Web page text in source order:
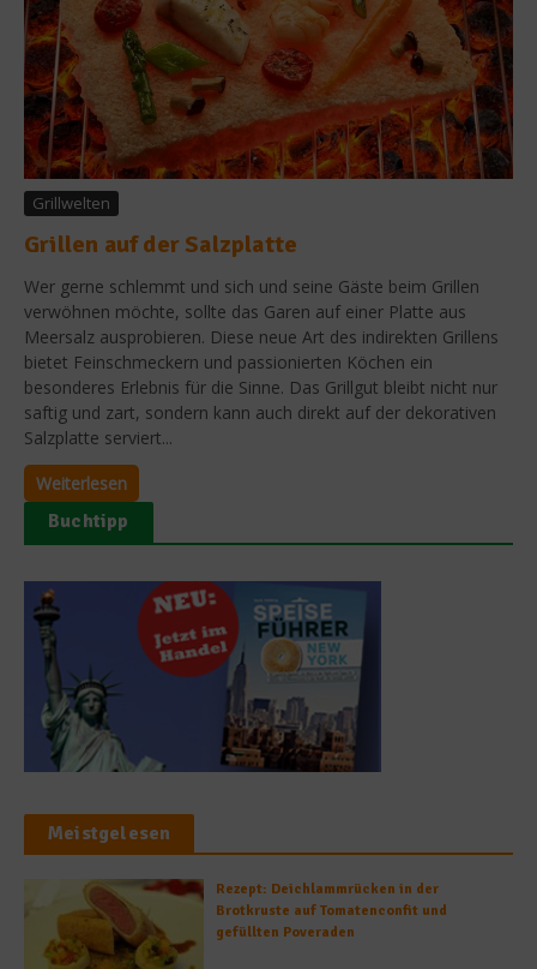
Grillwelten
Grillen auf der Salzplatte
Wer gerne schlemmt und sich und seine Gäste beim Grillen
verwöhnen möchte, sollte das Garen auf einer Platte aus
Meersalz ausprobieren. Diese neue Art des indirekten Grillens
bietet Feinschmeckern und passionierten Köchen ein
besonderes Erlebnis für die Sinne. Das Grillgut bleibt nicht nur
saftig und zart, sondern kann auch direkt auf der dekorativen
Salzplatte serviert...
Weiterlesen
Buchtipp
Meistgelesen
Rezept: Deichlammrücken in der
Brotkruste auf Tomatenconfit und
gefüllten Poveraden